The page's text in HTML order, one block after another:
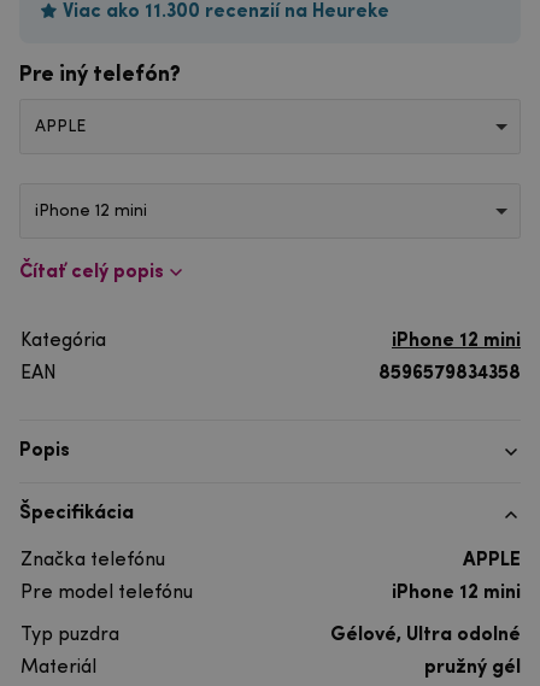
Viac ako 11.300 recenzií na Heureke
Pre iný telefón?
APPLE
iPhone 12 mini
Čítať celý popis
Kategória
iPhone 12 mini
EAN
8596579834358
Popis
Špecifikácia
Značka telefónu
APPLE
Pre model telefónu
iPhone 12 mini
Typ puzdra
Gélové, Ultra odolné
Materiál
pružný gél